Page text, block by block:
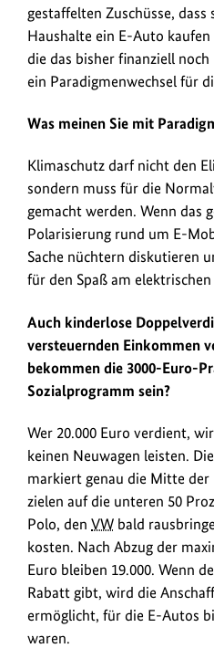
gestaffelten Zuschüsse, dass
Haushalte ein E-Auto
die das bisher finanziell
ein Paradigmenwechsel für
Was meinen Sie mit
Klimaschutz darf nicht den
sondern muss für die
gemacht werden. Wenn das
Polarisierung rund um E-
Sache nüchtern diskutieren
für den Spaß am
Auch kinderlose
versteuernden Einkommen
bekommen die 3000-Euro-
Sozialprogramm sein?
Wer 20.000 Euro verdient,
keinen Neuwagen leisten.
markiert genau die Mitte der
zielen auf die unteren 50
Polo, den VW bald
kosten. Nach Abzug der
Euro bleiben 19.000. Wenn
Rabatt gibt, wird die
ermöglicht, für die E-Autos
waren.